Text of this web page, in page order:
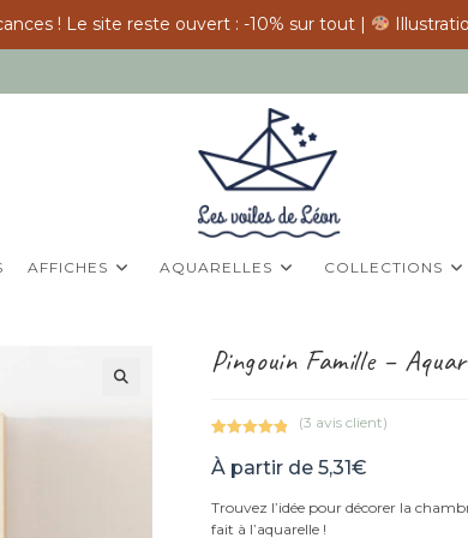
! Le site reste ouvert : -10% sur tout |
AFFICHES AQUARELLES COLLECTIONS
Pingouin Famille –
sur 5
notations
(3 avis client)
À partir de 5,31€
Trouvez l’idée pour décorer la
fait à l’aquarelle !